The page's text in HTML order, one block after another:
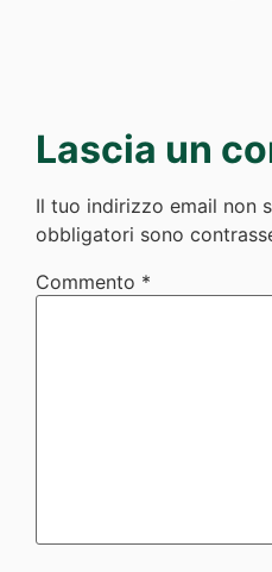
Lascia un
Il tuo indirizzo email non
obbligatori sono
Commento *